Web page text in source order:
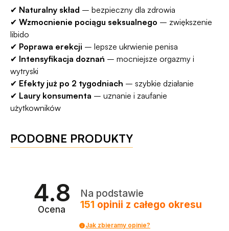
✔ Naturalny skład – bezpieczny dla zdrowia
✔ Wzmocnienie pociągu seksualnego – zwiększenie
libido
✔ Poprawa erekcji – lepsze ukrwienie penisa
✔ Intensyfikacja doznań – mocniejsze orgazmy i
wytryski
✔ Efekty już po 2 tygodniach – szybkie działanie
✔ Laury konsumenta – uznanie i zaufanie
użytkowników
PODOBNE PRODUKTY
4.8
Ocena
Na podstawie
151 opinii z całego okresu
Jak zbieramy opinie?